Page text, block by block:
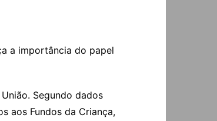
a importância do papel
Segundo dados
aos Fundos da Criança,